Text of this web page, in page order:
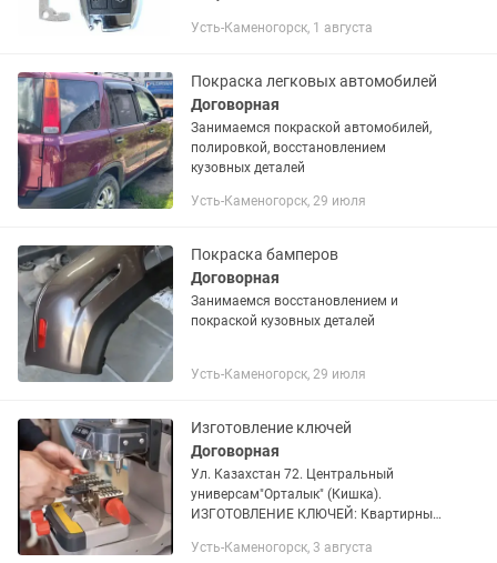
Установка эмулятора защелки,
Усть-Каменогорск, 1 августа
Покраска легковых автомобилей
Договорная
Занимаемся покраской автомобилей,
полировкой, восстановлением
кузовных деталей
Усть-Каменогорск, 29 июля
Покраска бамперов
Договорная
Занимаемся восстановлением и
покраской кузовных деталей
Усть-Каменогорск, 29 июля
Изготовление ключей
Договорная
Ул. Казахстан 72. Центральный
универсам"Орталык" (Кишка).
ИЗГОТОВЛЕНИЕ КЛЮЧЕЙ: Квартирных,
Домофонных, Спец ключей, Выкидные
Усть-Каменогорск, 3 августа